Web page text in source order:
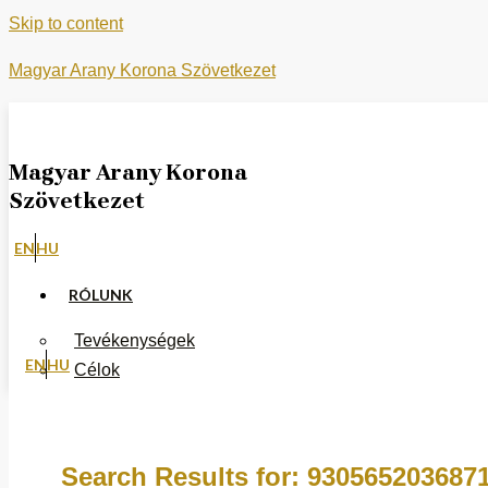
Skip to content
Magyar Arany Korona Szövetkezet
Magyar Arany Korona
Szövetkezet
ENHU
RÓLUNK
Tevékenységek
Célok
DOKUMENTUMOK
ENHU
Search Results for: